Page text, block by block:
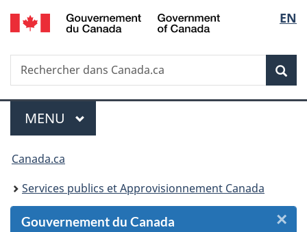
Passer
au
des
Passer
au
principal
Passer
à
Au
du
Passer
à
version
simplifiée
de
la
EN
Recherche
Rechercher
dans
Menu
MENU PRINCIPAL
Vous
êtes
ici :
Canada.ca
Services publics et Approvisionnement Canada
Gouvernement du Canada ×